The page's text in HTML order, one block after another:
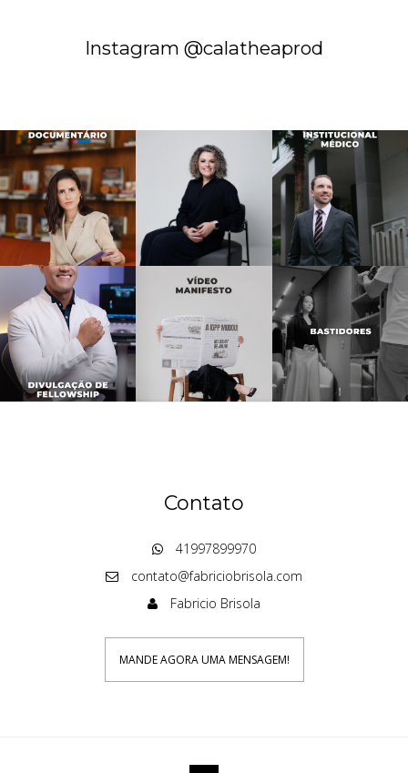
Instagram @calatheaprod
Contato
41997899970
contato@fabriciobrisola.com
Fabricio Brisola
MANDE AGORA UMA MENSAGEM!